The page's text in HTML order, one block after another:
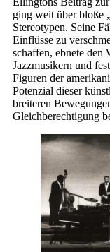
ging weit über bloße
Stereotypen. Seine
Einflüsse zu
schaffen, ebnete den
Jazzmusikern und
Figuren der
Potenzial dieser
breiteren
Gleichberechtigung